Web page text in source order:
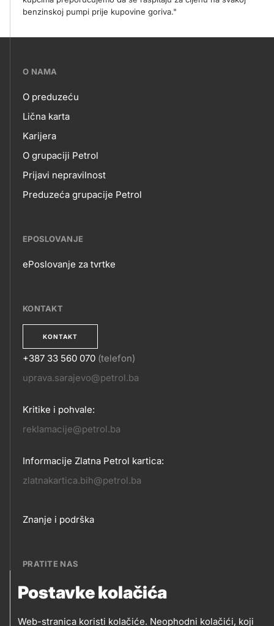
Postavke kolačića
Web-stranica koristi kolačiće. Neophodni kolačići, koji
benzinskoj pumpi prije kupovine goriva."
???
skupno.footer-
title???
O NAMA
O
NAMA
O preduzeću
Lična karta
Karijera
O grupaciji Petrol
Prijavi nepravilnost
Preduzeća grupacije Petrol
EPOSLOVANJE
ePoslovanje za tvrtke
KONTAKT
KONTAKT
KONTAKT
+387 33 560 070 (telefon)
uprava.sarajevo@petrol.ba
Kritike i pohvale:
reklamacije@petrol.ba
Informacije Zlatna Petrol kartica:
zlatnakartica.bih@petrol.ba
Footer
Znanje i podrška
PRATITE NAS
PRATITE
Petrol BH Oil Company, d.o.o.
Džemala Bijedića 202, 71210 Ilidža, Sarajevo